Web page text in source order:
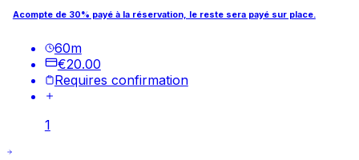
Acompte de 30% payé à la réservation, le reste sera payé sur place.
60m
€20.00
Requires confirmation
1